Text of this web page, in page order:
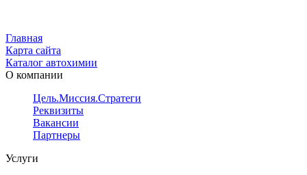
Главная
Карта сайта
Каталог автохимии
О компании
Цель.Миссия.Стратегия.
Реквизиты
Вакансии
Партнеры
Услуги